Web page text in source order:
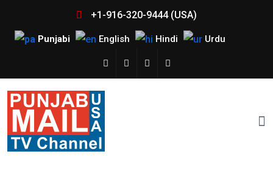
+1-916-320-9444 (USA)
Punjabi English Hindi Urdu